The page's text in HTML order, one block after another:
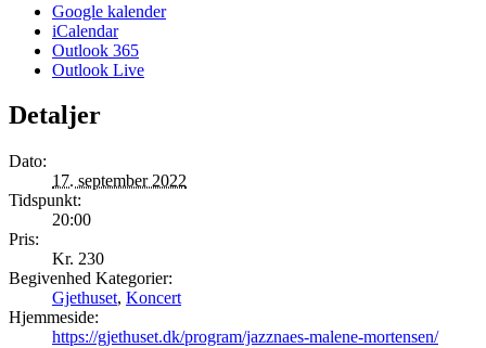
Google kalender
iCalendar
Outlook 365
Outlook Live
Detaljer
Dato:
17. september 2022
Tidspunkt:
20:00
Pris:
Kr. 230
Begivenhed Kategorier:
Gjethuset, Koncert
Hjemmeside:
https://gjethuset.dk/program/jazznaes-malene-mortensen/